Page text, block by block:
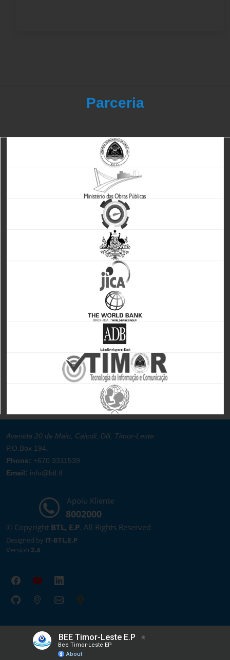
Parceria
Avenida 20 de Maio, Caicoli, Dili, Timor-Leste
P.O.Box 194.
Phone: +670 3311539
Email: info@btl.tl
Apoiu Kliente
8002000
© Copyright BTL, E.P. All Rights Reserved
Designed by IT-BTL,E.P
Version 2.4